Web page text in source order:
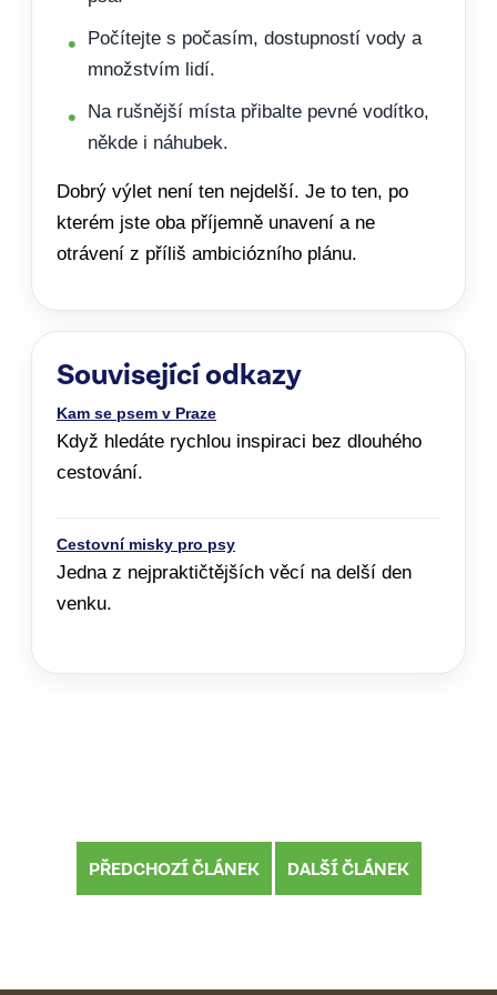
Počítejte s počasím, dostupností vody a
množstvím lidí.
Na rušnější místa přibalte pevné vodítko,
někde i náhubek.
Dobrý výlet není ten nejdelší. Je to ten, po
kterém jste oba příjemně unavení a ne
otrávení z příliš ambiciózního plánu.
Související odkazy
Kam se psem v Praze
Když hledáte rychlou inspiraci bez dlouhého
cestování.
Cestovní misky pro psy
Jedna z nejpraktičtějších věcí na delší den
venku.
PŘEDCHOZÍ ČLÁNEK DALŠÍ ČLÁNEK